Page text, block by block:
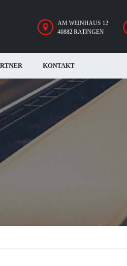
AM WEINHAUS 12
40882 RATINGEN
KONTAKT